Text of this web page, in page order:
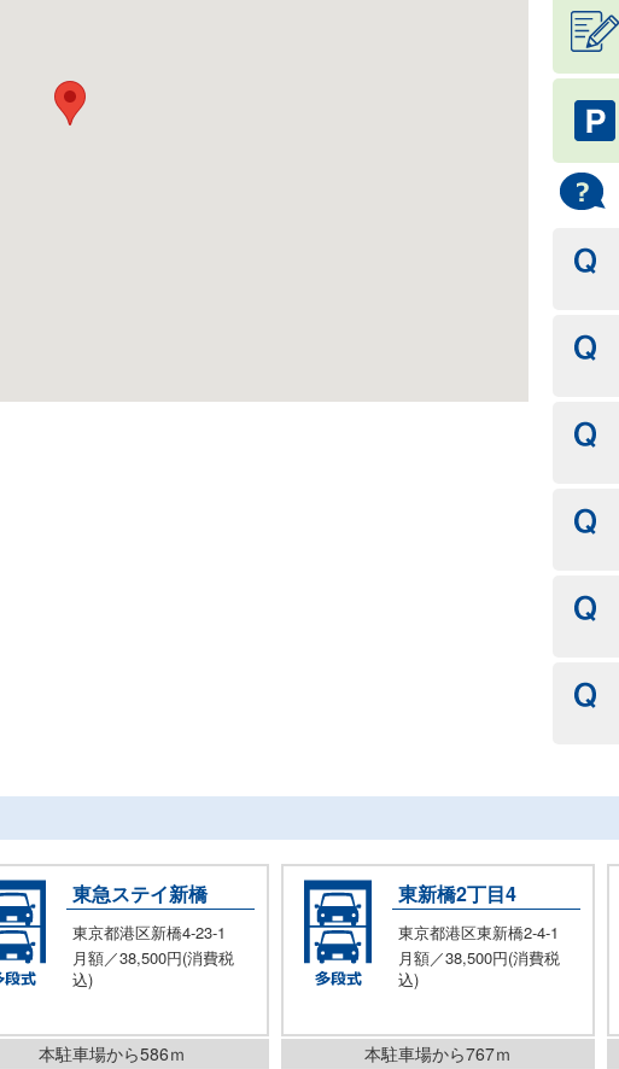
東急ステイ新橋
東京都港区新橋4-23-1
月額／38,500円(消費税
込)
本駐車場から586ｍ
東新橋2丁目4
東京都港区東新橋2-4-1
月額／38,500円(消費税
込)
本駐車場から767ｍ